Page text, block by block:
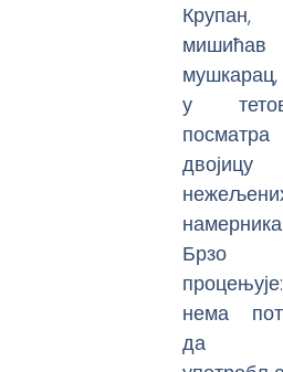
Крупан,
мишићав
у
посматра
двојицу
намерника.
Брзо
процењује:
нема
да